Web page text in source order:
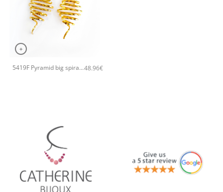
+
5419F Pyramid big spiral χειροποίητα σκουλαρίκια Catherine bijoux Χρυσό48.96€